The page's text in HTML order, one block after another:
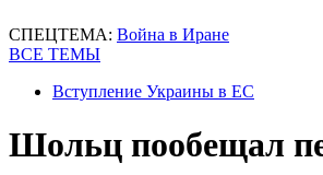
СПЕЦТЕМА: Война в Иране
ВСЕ ТЕМЫ
Вступление Украины в ЕС
Шольц пообещал